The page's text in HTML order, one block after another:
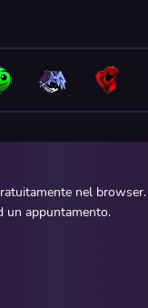
nel
un appuntamento.